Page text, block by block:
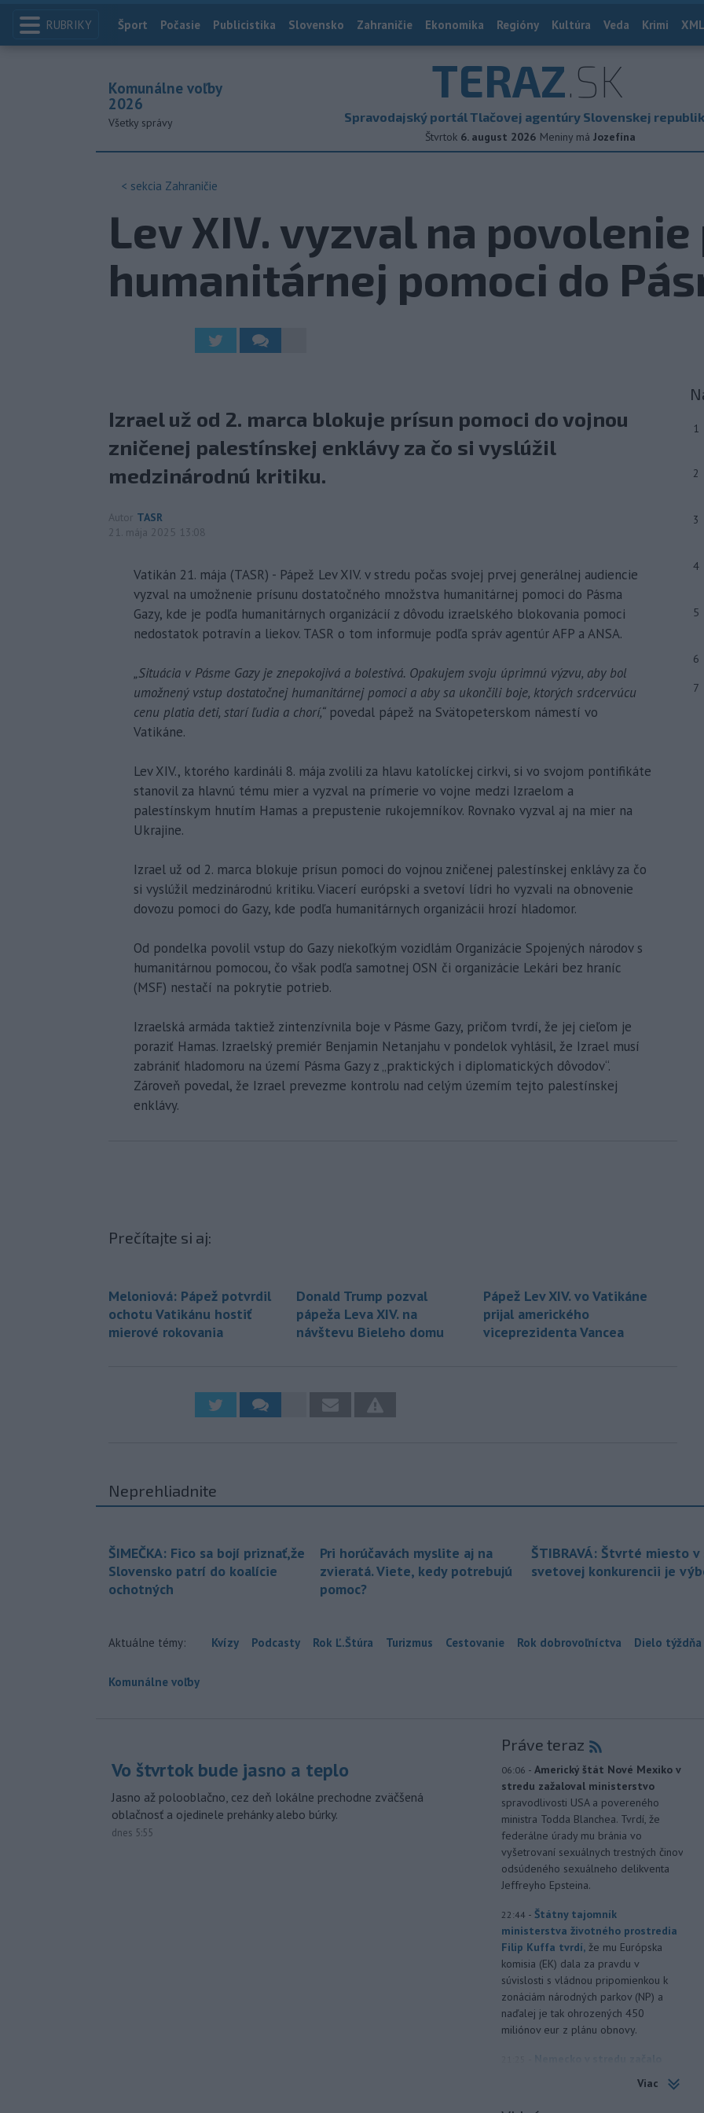
RUBRIKY Index
Šport Počasie Publicistika Slovensko Zahraničie Ekonomika Regióny Kultúra Veda Krimi
TERAZ.SK
Spravodajský portál Tlačovej agentúry Slovenskej
Štvrtok 6. august 2026 Meniny má Jozefína
Komunálne voľby
2026
Všetky správy
< sekcia Zahraničie
Lev XIV. vyzval na
humanitárnej pomoci do
Izrael už od 2. marca blokuje prísun pomoci do vojnou
zničenej palestínskej enklávy za čo si vyslúžil
medzinárodnú kritiku.
Autor TASR
21. mája 2025 13:08
Vatikán 21. mája (TASR) - Pápež Lev XIV. v stredu počas svojej prvej generálnej audiencie
vyzval na umožnenie prísunu dostatočného množstva humanitárnej pomoci do Pásma
Gazy, kde je podľa humanitárnych organizácií z dôvodu izraelského blokovania pomoci
nedostatok potravín a liekov. TASR o tom informuje podľa správ agentúr AFP a ANSA.
„Situácia v Pásme Gazy je znepokojivá a bolestivá. Opakujem svoju úprimnú výzvu, aby bol
umožnený vstup dostatočnej humanitárnej pomoci a aby sa ukončili boje, ktorých srdcervúcu
cenu platia deti, starí ľudia a chorí,“ povedal pápež na Svätopeterskom námestí vo
Vatikáne.
Lev XIV., ktorého kardináli 8. mája zvolili za hlavu katolíckej cirkvi, si vo svojom pontifikáte
stanovil za hlavnú tému mier a vyzval na prímerie vo vojne medzi Izraelom a
palestínskym hnutím Hamas a prepustenie rukojemníkov. Rovnako vyzval aj na mier na
Ukrajine.
Izrael už od 2. marca blokuje prísun pomoci do vojnou zničenej palestínskej enklávy za čo
si vyslúžil medzinárodnú kritiku. Viacerí európski a svetoví lídri ho vyzvali na obnovenie
dovozu pomoci do Gazy, kde podľa humanitárnych organizácii hrozí hladomor.
Od pondelka povolil vstup do Gazy niekoľkým vozidlám Organizácie Spojených národov s
humanitárnou pomocou, čo však podľa samotnej OSN či organizácie Lekári bez hraníc
(MSF) nestačí na pokrytie potrieb.
Izraelská armáda taktiež zintenzívnila boje v Pásme Gazy, pričom tvrdí, že jej cieľom je
poraziť Hamas. Izraelský premiér Benjamin Netanjahu v pondelok vyhlásil, že Izrael musí
zabrániť hladomoru na území Pásma Gazy z „praktických i diplomatických dôvodov“.
Zároveň povedal, že Izrael prevezme kontrolu nad celým územím tejto palestínskej
enklávy.
Prečítajte si aj:
Meloniová: Pápež potvrdil
ochotu Vatikánu hostiť
mierové rokovania
Donald Trump pozval
pápeža Leva XIV. na
návštevu Bieleho domu
Pápež Lev XIV. vo Vatikáne
prijal amerického
viceprezidenta Vancea
1
2
3
4
5
6
7
Neprehliadnite
ŠIMEČKA: Fico sa bojí priznať,že
Slovensko patrí do koalície
ochotných
Pri horúčavách myslite aj na
zvieratá. Viete, kedy potrebujú
pomoc?
ŠTIBRAVÁ: Štvrté miesto
svetovej konkurencii je
Aktuálne témy: Kvízy Podcasty Rok Ľ.Štúra Turizmus Cestovanie Rok dobrovoľníctva Dielo týždňa
Komunálne voľby
Vo štvrtok bude jasno a teplo
Jasno až polooblačno, cez deň lokálne prechodne zväčšená
oblačnosť a ojedinele prehánky alebo búrky.
dnes 5:55
Práve teraz
06:06 - Americký štát Nové Mexiko v
stredu zažaloval ministerstvo
spravodlivosti USA a povereného
ministra Todda Blanchea. Tvrdí, že
federálne úrady mu bránia vo
vyšetrovaní sexuálnych trestných činov
odsúdeného sexuálneho delikventa
Jeffreyho Epsteina.
22:44 - Štátny tajomník
ministerstva životného prostredia
Filip Kuffa tvrdí, že mu Európska
komisia (EK) dala za pravdu v
súvislosti s vládnou pripomienkou k
zonáciám národných parkov (NP) a
naďalej je tak ohrozených 450
miliónov eur z plánu obnovy.
vyšetrovanie po tom, ako sa v noci
blízkosti vzletovej a pristávacej
dráhy na letisku Lipsko/Halle našiel
Viac